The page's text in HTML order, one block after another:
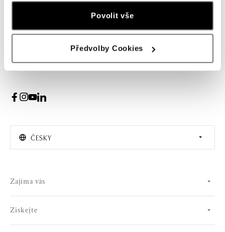
Povolit vše
Předvolby Cookies
PŘIHLÁŠENÍ
Souhlasím s odběrem newsletteru
ČESKY
Zajíma vás
Získejte